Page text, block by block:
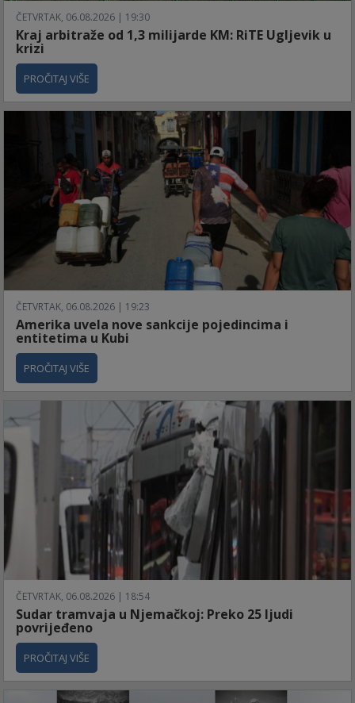
ČETVRTAK, 06.08.2026 | 19:30
Kraj arbitraže od 1,3 milijarde KM: RiTE Ugljevik u
krizi
PROČITAJ VIŠE
ČETVRTAK, 06.08.2026 | 19:23
Amerika uvela nove sankcije pojedincima i
entitetima u Kubi
PROČITAJ VIŠE
ČETVRTAK, 06.08.2026 | 18:54
Sudar tramvaja u Njemačkoj: Preko 25 ljudi
povrijeđeno
PROČITAJ VIŠE